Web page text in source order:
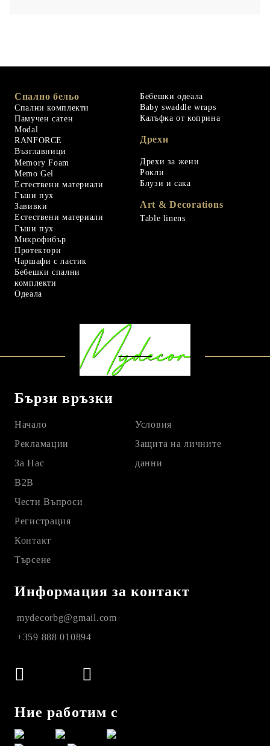
Спално бельо
Спални комплекти
Памучен сатен
Modal
RANFORCE
Възглавници
Memory Foam
Memo Gel
Естествени материали
Гъши пух
Завивки
Естествени материали
Гъши пух
Микрофибър
Протектори
Чаршафи с ластик
Бебешки спални
комплекти
Одеала
Бебешки одеала
Baby swaddle wraps
Калъфка от коприна
Дрехи
Дрехи за жени
Рокли
Блузи и сака
Art & Decorations
Table linens
Бързи връзки
Начало
Рекламации
За Нас
B2B
Чести Въпроси
Регистрация
Контакт
Търсене
Условия
Защита на личните
данни
Информация за контакт
mydecorbg@gmail.com
+359 888 010894
Ние работим с